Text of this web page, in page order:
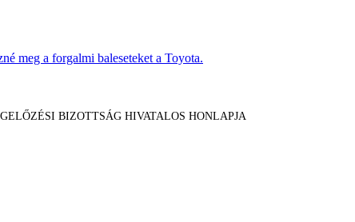
meg a forgalmi baleseteket a Toyota.
BIZOTTSÁG HIVATALOS HONLAPJA